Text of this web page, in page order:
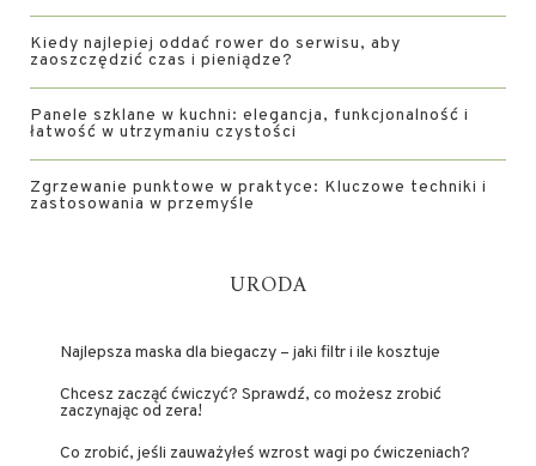
Kiedy najlepiej oddać rower do serwisu, aby
zaoszczędzić czas i pieniądze?
Panele szklane w kuchni: elegancja, funkcjonalność i
łatwość w utrzymaniu czystości
Zgrzewanie punktowe w praktyce: Kluczowe techniki i
zastosowania w przemyśle
URODA
Najlepsza maska dla biegaczy – jaki filtr i ile kosztuje
Chcesz zacząć ćwiczyć? Sprawdź, co możesz zrobić
zaczynając od zera!
Co zrobić, jeśli zauważyłeś wzrost wagi po ćwiczeniach?